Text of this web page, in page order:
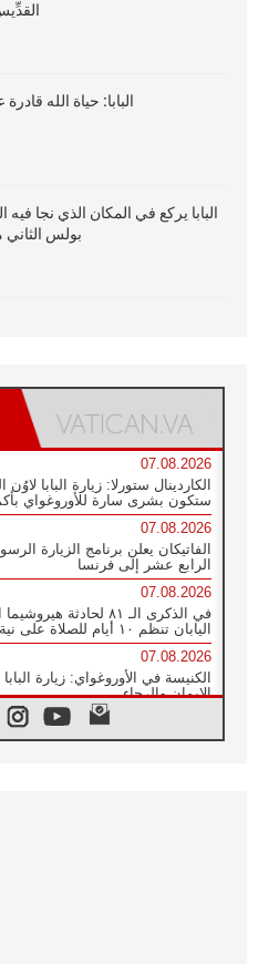
البابا: حياة الله
البابا يركع في المكان الذي نجا فيه
بولس الثاني
07.08.2026
الكاردينال ستورلا: زيارة البابا لاوُن
ستكون بشرى سارة للأوروغواي
07.08.2026
الفاتيكان يعلن برنامج الزيارة
الرابع عشر إلى فرنسا
07.08.2026
في الذكرى الـ ٨١ لحادثة
اليابان تنظم ١٠ أيام للصلاة على نية السلام
07.08.2026
الكنيسة في الأوروغواي: زيارة
الإيمان والرجاء
الاجتماع الشهري للمطارنة الموارنة